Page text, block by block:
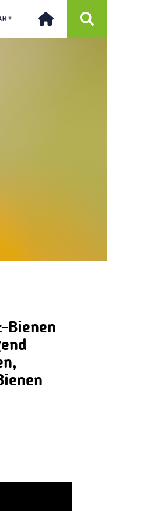
▼
Bienen